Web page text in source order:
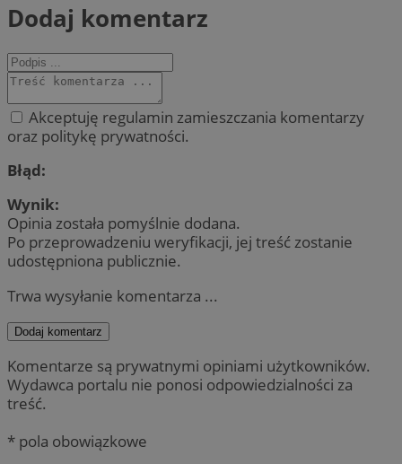
Dodaj komentarz
Akceptuję regulamin zamieszczania komentarzy
oraz politykę prywatności.
Błąd:
Wynik:
Opinia została pomyślnie dodana.
Po przeprowadzeniu weryfikacji, jej treść zostanie
udostępniona publicznie.
Trwa wysyłanie komentarza ...
Dodaj komentarz
Komentarze są prywatnymi opiniami użytkowników.
Wydawca portalu nie ponosi odpowiedzialności za
treść.
* pola obowiązkowe